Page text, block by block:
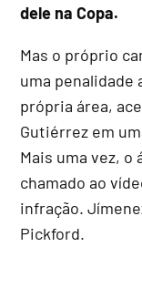
dele na Copa.
Mas o próprio
uma penalidade
própria área,
Gutiérrez em
Mais uma vez,
chamado ao
infração.
Pickford.